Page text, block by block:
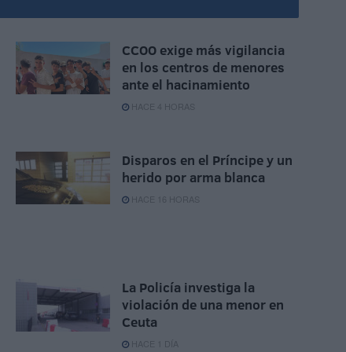
CCOO exige más vigilancia
en los centros de menores
ante el hacinamiento
HACE 4 HORAS
Disparos en el Príncipe y un
herido por arma blanca
HACE 16 HORAS
La Policía investiga la
violación de una menor en
Ceuta
HACE 1 DÍA